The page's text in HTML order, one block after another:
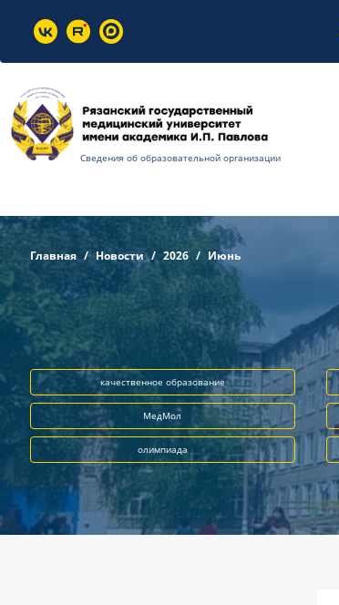
Сведения об образовательной организации
Главная Новости 2026 Июнь
качественное образование
МедМол
олимпиада